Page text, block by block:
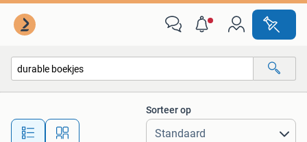
Alle afstanden…
Sorteer op